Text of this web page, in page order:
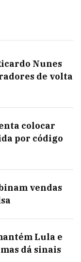
Nunes
de volta
colocar
por código
vendas
Lula e
dá sinais